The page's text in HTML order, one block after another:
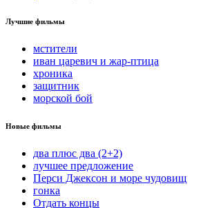
Лучшие фильмы
мстители
иван царевич и жар-птица
хроника
защитник
морской бой
Новые фильмы
два плюс два (2+2)
лучшее предложение
Перси Джексон и море чудовищ
гонка
Отдать концы